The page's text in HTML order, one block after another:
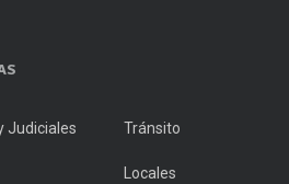
Judiciales Tránsito
Locales